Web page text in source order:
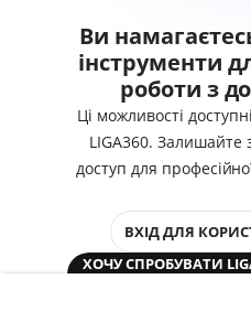
Ви
інструменти
роботи з
Ці можливості
LIGA360. Залишайте
доступ для
ВХІД ДЛЯ
ХОЧУ СПРОБУВАТИ